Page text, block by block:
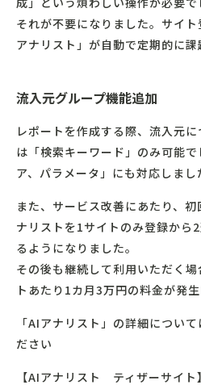
それが不要になりました。サイ
アナリスト」が自動で定期的に課
流入元グループ機能追加
レポートを作成する際、流入元
は「検索キーワード」のみ可能
ア、パラメータ」にも対応しまし
また、サービス改善にあたり、
ナリストを1サイトのみ登録から
るようになりました。
その後も継続して利用いただく
トあたり1カ月3万円の料金が発生
「AIアナリスト」の詳細につい
ださい
【AIアナリスト ティザーサイト】